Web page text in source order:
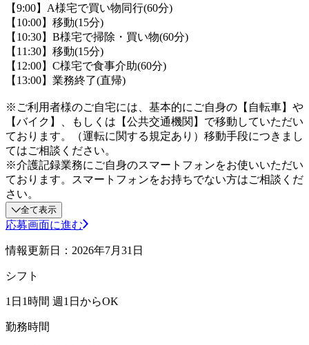
【9:00】A様宅で買い物同行(60分)
【10:00】移動(15分)
【10:30】B様宅で掃除・買い物(60分)
【11:30】移動(15分)
【12:00】C様宅で食事介助(60分)
【13:00】業務終了(直帰)
※ご利用者様のご自宅には、基本的にご自身の【自転車】や
【バイク】、もしくは【公共交通機関】で移動していただい
ております。（運転に関する規定あり）移動手段につきまし
てはご相談ください。
※介護記録業務にご自身のスマートフォンをお使いいただい
ております。スマートフォンをお持ちでない方はご相談くだ
さい。
全て表示
応募画面に進む
情報更新日：2026年7月31日
シフト
1日1時間 週1日からOK
勤務時間